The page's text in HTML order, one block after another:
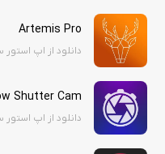
Artemis Pro
دانلود از اپ استور
Shutter Cam
دانلود از اپ استور